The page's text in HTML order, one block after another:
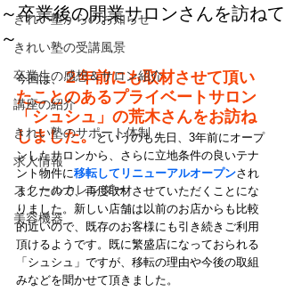
きれい塾からのお知らせ
きれい塾の受講風景
卒業生の感想＆サロン紹介
講座の紹介
きれい塾のサポート体制
求人情報
スクールカレンダー
美容機器
～卒業後の開業サロンさんを訪ねて
～
今回は、２年前にも取材させて頂い
たことのあるプライベートサロン
「シュシュ」の荒木さんをお訪ね
しました。というのも先日、3年前にオープ
ンしたサロンから、さらに立地条件の良いテナ
ント物件に移転してリニューアルオープンされ
ましたので、再度取材させていただくことにな
りました。新しい店舗は以前のお店からも比較
的近いので、既存のお客様にも引き続きご利用
頂けるようです。既に繁盛店になっておられる
「シュシュ」ですが、移転の理由や今後の取組
みなどを聞かせて頂きました。